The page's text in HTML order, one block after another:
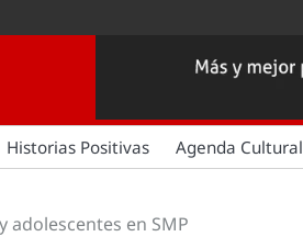
Historias Positivas Agenda Cultural
en SMP